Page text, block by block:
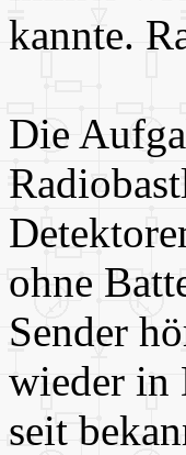
kannte.
Die
ohne
Sender
wieder in
seit